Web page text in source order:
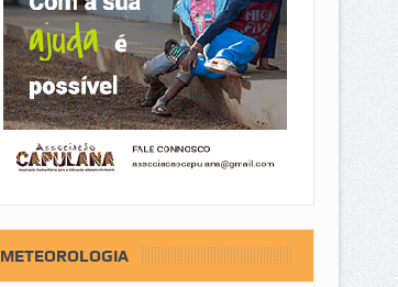
METEOROLOGIA